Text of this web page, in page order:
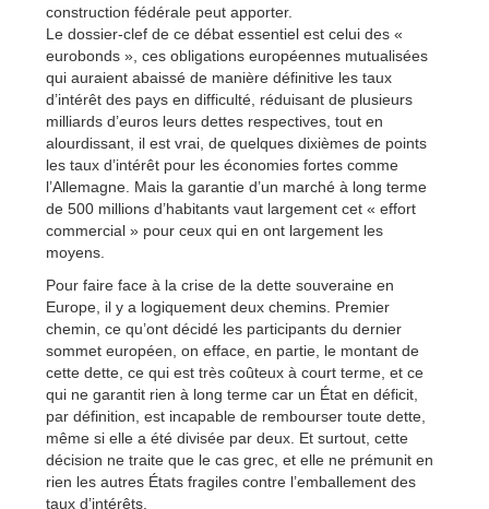
construction fédérale peut apporter.
Le dossier-clef de ce débat essentiel est celui des «
eurobonds », ces obligations européennes mutualisées
qui auraient abaissé de manière définitive les taux
d’intérêt des pays en difficulté, réduisant de plusieurs
milliards d’euros leurs dettes respectives, tout en
alourdissant, il est vrai, de quelques dixièmes de points
les taux d’intérêt pour les économies fortes comme
l’Allemagne. Mais la garantie d’un marché à long terme
de 500 millions d’habitants vaut largement cet « effort
commercial » pour ceux qui en ont largement les
moyens.
Pour faire face à la crise de la dette souveraine en
Europe, il y a logiquement deux chemins. Premier
chemin, ce qu’ont décidé les participants du dernier
sommet européen, on efface, en partie, le montant de
cette dette, ce qui est très coûteux à court terme, et ce
qui ne garantit rien à long terme car un État en déficit,
par définition, est incapable de rembourser toute dette,
même si elle a été divisée par deux. Et surtout, cette
décision ne traite que le cas grec, et elle ne prémunit en
rien les autres États fragiles contre l’emballement des
taux d’intérêts.